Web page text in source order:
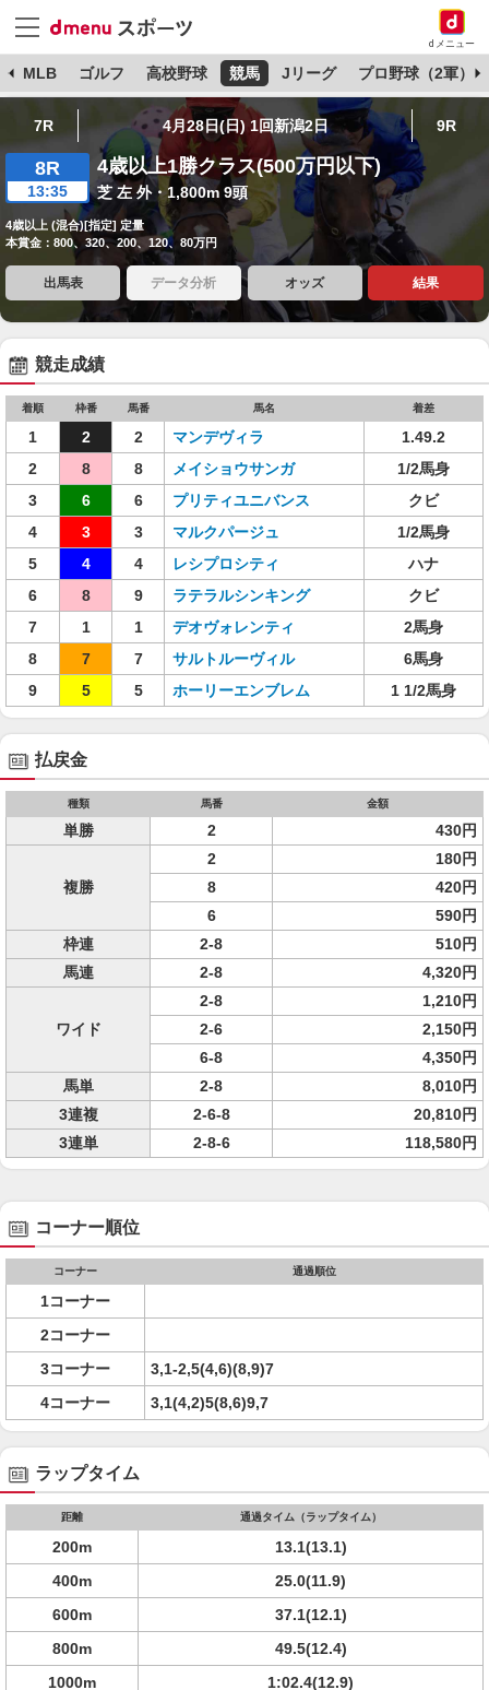
dメニュー
MLB ゴルフ 高校野球 競馬 Jリーグ プロ野球（2軍）
7R 4月28日(日) 1回新潟2日 9R
8R
13:35
4歳以上1勝クラス(500万円以下)
芝 左 外・1,800m 9頭
4歳以上 (混合)[指定] 定量
本賞金：800、320、200、120、80万円
出馬表 データ分析 オッズ 結果
競走成績
着順 枠番 馬番 馬名 着差
1 2 2 マンデヴィラ
1.49.2
2
8 8 メイショウサンガ
1/2馬身
3
6 6 プリティユニバンス
クビ
4
3 3 マルクパージュ
1/2馬身
5
4 4 レシプロシティ
ハナ
6
8 9 ラテラルシンキング
クビ
7
1 1 デオヴォレンティ
2馬身
8
7 7 サルトルーヴィル
6馬身
9
5 5 ホーリーエンブレム 1 1/2馬身
払戻金
種類 馬番 金額
単勝 2 430円
複勝
2
180円
8
420円
6
590円
枠連
2-8
510円
馬連
2-8 4,320円
ワイド
2-8
1,210円
2-6
2,150円
6-8
4,350円
馬単
2-8
8,010円
3連複
2-6-8
20,810円
3連単
2-8-6 118,580円
コーナー順位
コーナー 通過順位
1コーナー
2コーナー
3コーナー
3,1-2,5(4,6)(8,9)7
4コーナー
3,1(4,2)5(8,6)9,7
ラップタイム
距離 通過タイム（ラップタイム）
200m
13.1(13.1)
400m
25.0(11.9)
600m
37.1(12.1)
800m
49.5(12.4)
1000m
1:02.4(12.9)